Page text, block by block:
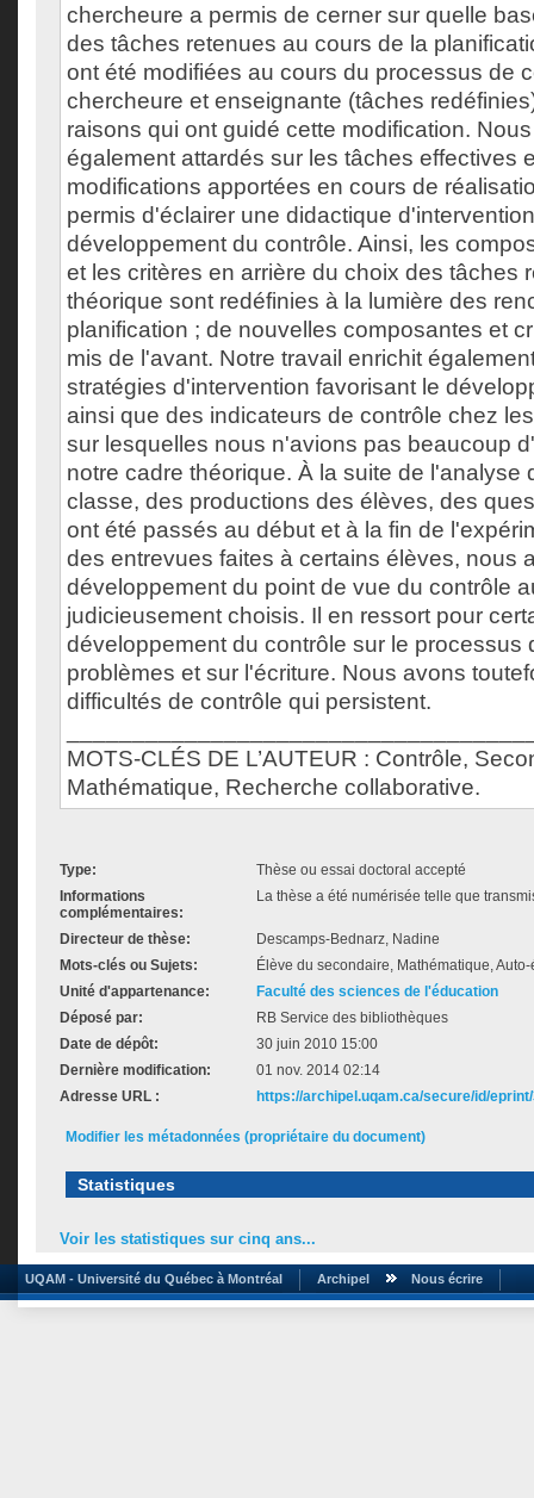
chercheure a permis de cerner sur quelle
des tâches retenues au cours de la
ont été modifiées au cours du processus de
chercheure et enseignante (tâches
raisons qui ont guidé cette modification.
également attardés sur les tâches effectives
modifications apportées en cours de
permis d'éclairer une didactique
développement du contrôle. Ainsi, les
et les critères en arrière du choix des tâches
théorique sont redéfinies à la lumière des
planification ; de nouvelles composantes et
mis de l'avant. Notre travail enrichit
stratégies d'intervention favorisant le
ainsi que des indicateurs de contrôle chez
sur lesquelles nous n'avions pas beaucoup
notre cadre théorique. À la suite de l'analyse
classe, des productions des élèves, des
ont été passés au début et à la fin de
des entrevues faites à certains élèves, nous
développement du point de vue du contrôle
judicieusement choisis. Il en ressort pour
développement du contrôle sur le processus
problèmes et sur l'écriture. Nous avons
difficultés de contrôle qui persistent.
MOTS-CLÉS DE L’AUTEUR : Contrôle,
Mathématique, Recherche collaborative.
Type:
Thèse ou essai doctoral accepté
Informations
complémentaires:
La thèse a été numérisée telle que
Directeur de thèse:
Descamps-Bednarz, Nadine
Mots-clés ou Sujets:
Élève du secondaire, Mathématique,
Unité d'appartenance:
Faculté des sciences de l'éducation
Déposé par:
RB Service des bibliothèques
Date de dépôt:
30 juin 2010 15:00
Dernière modification:
01 nov. 2014 02:14
Adresse URL :
https://archipel.uqam.ca/secure/id/
Modifier les métadonnées (propriétaire du document)
Statistiques
Voir les statistiques sur cinq ans...
UQAM - Université du Québec à Montréal Archipel Nous écrire